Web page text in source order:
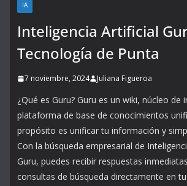
IA
Inteligencia Artificial
Tecnología de Punta
7 noviembre, 2024 Juliana Figueroa
¿Qué es Guru? Guru es un wiki, núcleo de
plataforma de base de conocimientos
propósito es unificar tu información y
Con la búsqueda empresarial de
Guru, puedes recibir respuestas
consultas de búsqueda directamente en